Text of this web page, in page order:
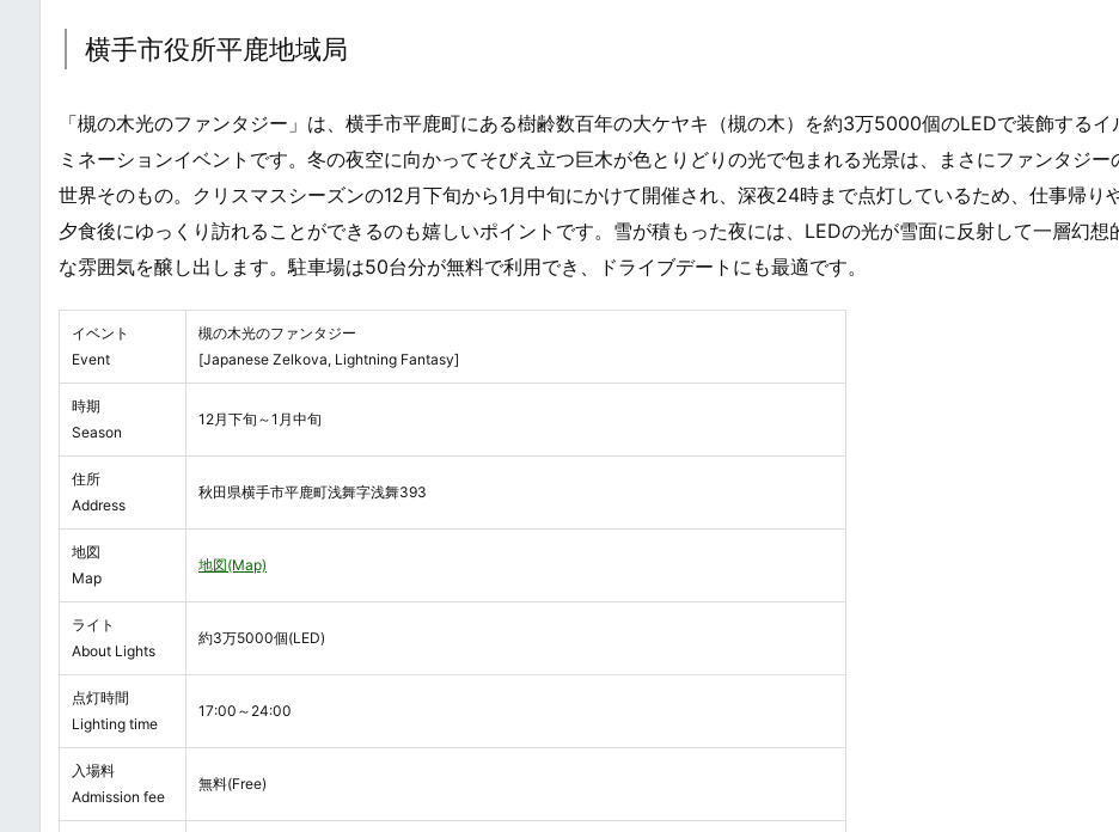
横手市役所平鹿地域局
「槻の木光のファンタジー」は、横手市平鹿町にある樹齢数百年の大ケヤキ（槻の木）を約3万5000個のLEDで装飾するイ
ミネーションイベントです。冬の夜空に向かってそびえ立つ巨木が色とりどりの光で包まれる光景は、まさにファンタジー
世界そのもの。クリスマスシーズンの12月下旬から1月中旬にかけて開催され、深夜24時まで点灯しているため、仕事帰り
夕食後にゆっくり訪れることができるのも嬉しいポイントです。雪が積もった夜には、LEDの光が雪面に反射して一層幻想
な雰囲気を醸し出します。駐車場は50台分が無料で利用でき、ドライブデートにも最適です。
イベント
Event
槻の木光のファンタジー
[Japanese Zelkova, Lightning Fantasy]
時期
Season
12月下旬～1月中旬
住所
Address
秋田県横手市平鹿町浅舞字浅舞393
地図
Map
地図(Map)
ライト
About Lights
約3万5000個(LED)
点灯時間
Lighting time
17:00～24:00
入場料
Admission fee
無料(Free)